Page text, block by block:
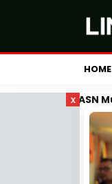
HOME
x ASN